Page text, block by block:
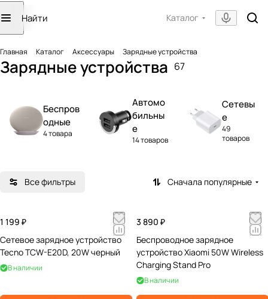
Каталог
Главная Каталог Аксессуары Зарядные устройства
Зарядные устройства 67
Беспров
одные
4 товара
Автомо
бильны
е
14 товаров
Сетевы
е
49
товаров
Все фильтры Сначала популярные
1 199 ₽
Сетевое зарядное устройство
Tecno TCW-E20D, 20W черный
В наличии
3 890 ₽
Беспроводное зарядное
устройство Xiaomi 50W Wireless
Charging Stand Pro
В наличии